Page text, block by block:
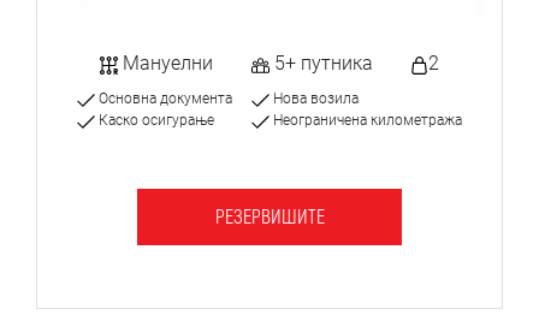
Мануелни 5+ путника 2
Основна документа
Каско осигурање
Нова возила
Неограничена километража
РЕЗЕРВИШИТЕ